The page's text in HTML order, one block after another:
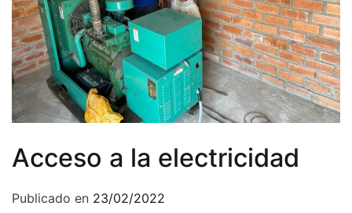
Acceso a la electricidad
Publicado en 23/02/2022